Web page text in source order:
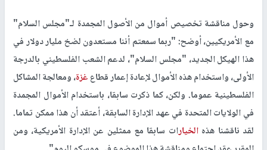
وحول مناقشة تخصيص أموال من الأصول المجمدة لـ"مجلس السلام"
مع الأمريكيين، أوضح: "ربما سمعتم أننا مستعدون لضخ مليار دولار في
هذا الهيكل الجديد، "مجلس السلام"، لدعم الشعب الفلسطيني بالدرجة
الأولى، واستخدام هذه الأموال لإعادة إعمار قطاعغزة، ومعالجة المشاكل
الفلسطينية عموما. ولكن، كما ذكرت سابقا، باستخدام الأموال المجمدة
في الولايات المتحدة في عهد الإدارة السابقة، أعتقد أن هذا ممكن تماما.
لقد ناقشنا هذهالخيارات سابقا مع ممثلين عن الإدارة الأمريكية، ومن